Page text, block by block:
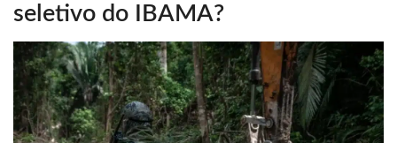
seletivo do IBAMA?